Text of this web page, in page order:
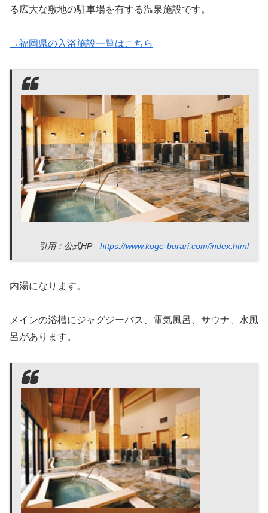
る広大な敷地の駐車場を有する温泉施設です。
→福岡県の入浴施設一覧はこちら
引用：公式HP https://www.koge-burari.com/index.html
内湯になります。
メインの浴槽にジャグジーバス、電気風呂、サウナ、水風
呂があります。